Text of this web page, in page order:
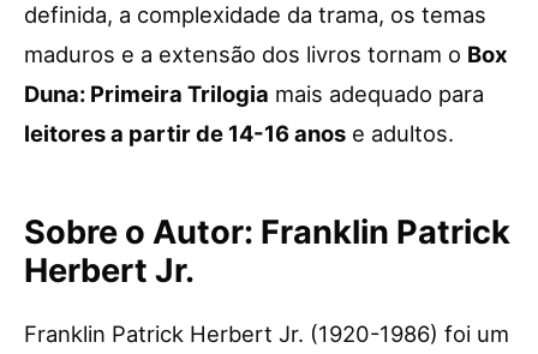
definida, a complexidade da trama, os temas
maduros e a extensão dos livros tornam o Box
Duna: Primeira Trilogia mais adequado para
leitores a partir de 14-16 anos e adultos.
Sobre o Autor: Franklin Patrick
Herbert Jr.
Franklin Patrick Herbert Jr. (1920-1986) foi um